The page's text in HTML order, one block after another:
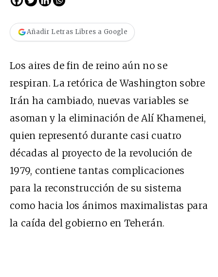
Añadir Letras Libres a Google
Los aires de fin de reino aún no se
respiran. La retórica de Washington sobre
Irán ha cambiado, nuevas variables se
asoman y la eliminación de Alí Khamenei,
quien representó durante casi cuatro
décadas al proyecto de la revolución de
1979, contiene tantas complicaciones
para la reconstrucción de su sistema
como hacia los ánimos maximalistas para
la caída del gobierno en Teherán.